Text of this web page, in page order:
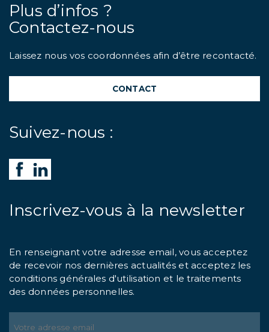
Plus d’infos ?
Contactez-nous
Laissez nous vos coordonnées afin d’être recontacté.
CONTACT
Suivez-nous :
Inscrivez-vous à la newsletter
En renseignant votre adresse email, vous acceptez
de recevoir nos dernières actualités et acceptez les
conditions générales d'utilisation et le traitements
des données personnelles.